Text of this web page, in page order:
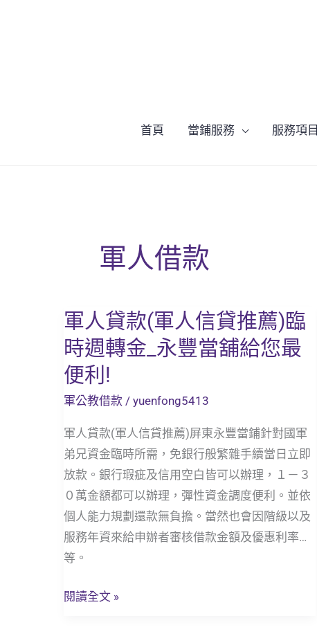
首頁
當鋪服務 服務項目
軍人借款
軍人貸款(軍人信貸推薦)臨
時週轉金_永豐當舖給您最
便利!
軍公教借款 / yuenfong5413
軍人貸款(軍人信貸推薦)屏東永豐當鋪針對國軍
弟兄資金臨時所需，免銀行般繁雜手續當日立即
放款。銀行瑕疵及信用空白皆可以辦理，１－３
０萬金額都可以辦理，彈性資金調度便利。並依
個人能力規劃還款無負擔。當然也會因階級以及
服務年資來給申辦者審核借款金額及優惠利率…
等。
軍
人
貸
款
(軍
信
貸
推
薦)
臨
時
週
閱讀全文 »